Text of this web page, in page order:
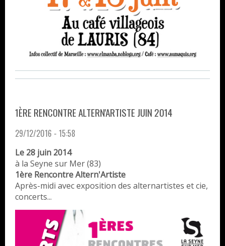
1ÈRE RENCONTRE ALTERN'ARTISTE JUIN 2014
29/12/2016 - 15:58
Le 28 juin 2014
à la Seyne sur Mer (83)
1ère Rencontre Altern'Artiste
Après-midi avec exposition des alternartistes et cie,
concerts...